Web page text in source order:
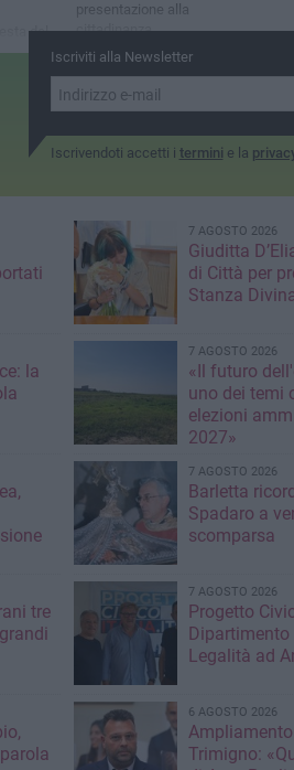
del
presentazione alla
cittadinanza
Iscriviti alla Newsletter
Iscrivendoti accetti i termini e la
7 AGOSTO 2026
Giuditta
di Città per
Stanza
la
7 AGOSTO 2026
«Il futuro
uno dei temi
elezioni
2027»
7 AGOSTO 2026
Barletta
Spadaro a
scomparsa
tre
7 AGOSTO 2026
Progetto
Dipartimento
Legalità ad
6 AGOSTO 2026
Trimigno: